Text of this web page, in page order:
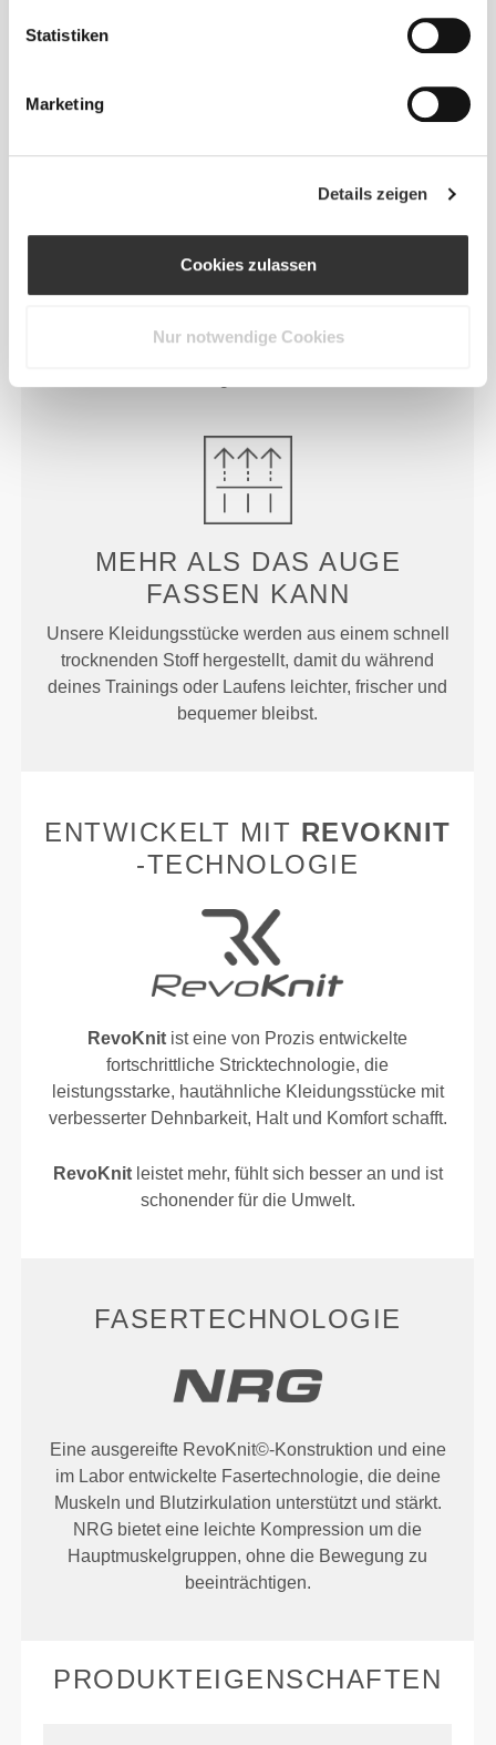
Statistiken
Marketing
Details zeigen
Cookies zulassen
Nur notwendige Cookies
Im Labor entwickelte 2-Wege-Stretch-Konstruktion,
einschneiden, um einen besseren und sichereren
MEHR ALS DAS AUGE
FASSEN KANN
Unsere Kleidungsstücke werden aus einem schnell
trocknenden Stoff hergestellt, damit du während
deines Trainings oder Laufens leichter, frischer und
bequemer bleibst.
ENTWICKELT MIT REVOKNIT
-TECHNOLOGIE
RevoKnit ist eine von Prozis entwickelte
fortschrittliche Stricktechnologie, die
leistungsstarke, hautähnliche Kleidungsstücke mit
verbesserter Dehnbarkeit, Halt und Komfort schafft.
RevoKnitleistet mehr, fühlt sich besser an und ist
schonender für die Umwelt.
FASERTECHNOLOGIE
Eine ausgereifte RevoKnit©-Konstruktion und eine
im Labor entwickelte Fasertechnologie, die deine
Muskeln und Blutzirkulation unterstützt und stärkt.
NRG bietet eine leichte Kompression um die
Hauptmuskelgruppen, ohne die Bewegung zu
beeinträchtigen.
PRODUKTEIGENSCHAFTEN